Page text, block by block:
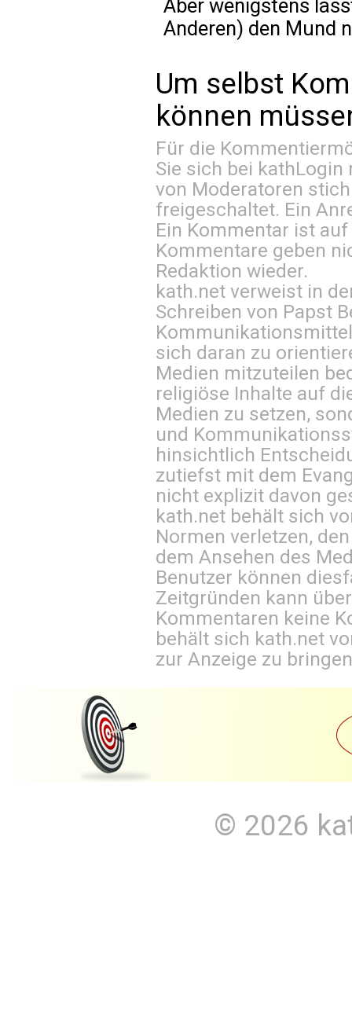
Aber wenigstens
Anderen) den Mund
Um selbst
können
Für die
Sie sich bei kathLogin
von Moderatoren
freigeschaltet. Ein
Ein Kommentar ist
Kommentare geben
Redaktion wieder.
kath.net verweist in
Schreiben von Papst
sich daran zu
Medien mitzuteilen
religiöse Inhalte auf
Medien zu setzen,
und
hinsichtlich
zutiefst mit dem
nicht explizit davon
kath.net behält sich
Normen verletzen,
dem Ansehen des
Benutzer können
Zeitgründen kann
Kommentaren keine
behält sich kath.net
zur Anzeige zu
© 2026